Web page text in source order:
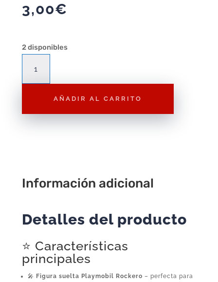
3,00€
2 disponibles
Playmobil
–
cantidad
AÑADIR AL CARRITO
Información adicional
Detalles del producto
⭐ Características
principales
🎤 Figura suelta Playmobil Rockero – perfecta para